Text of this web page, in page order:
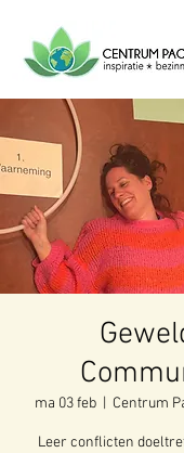
ma 03 feb Centrum
Leer conflicten